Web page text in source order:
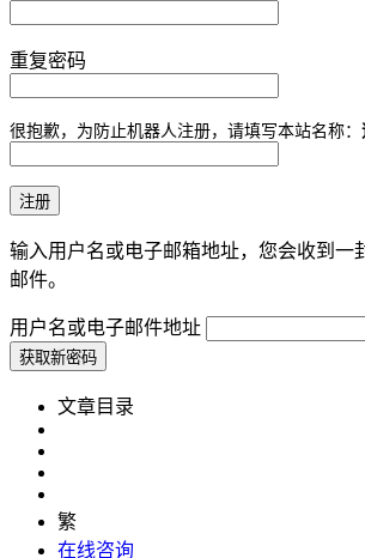
重复密码
很抱歉，为防止机器人注册，请填写本站名称：
输入用户名或电子邮箱地址，您会收到一
邮件。
用户名或电子邮件地址
文章目录
繁
在线咨询